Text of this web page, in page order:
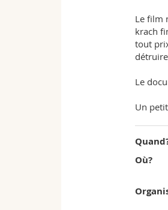
Le film
krach
tout
Le
Un
Où?